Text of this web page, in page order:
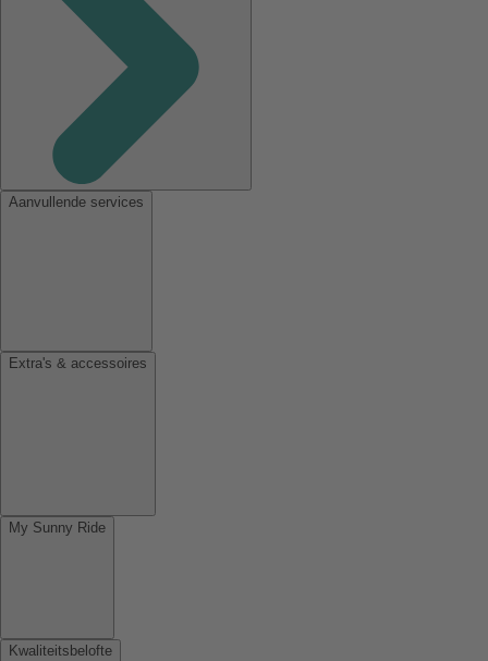
Aanvullende services
Extra's & accessoires
My Sunny Ride
Kwaliteitsbelofte